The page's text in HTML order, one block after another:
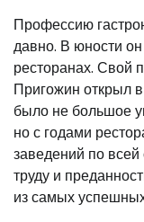
Профессию
давно. В юности
ресторанах. Свой
Пригожин открыл
было не большое
но с годами
заведений по
труду и
из самых